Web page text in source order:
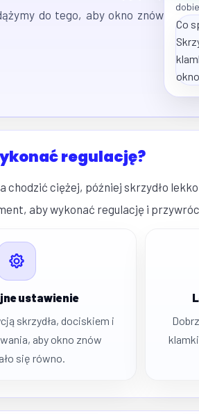
do tego, aby okno znów
Co
regulację?
ciężej, później skrzydło
aby wykonać regulację i
ustawienie
skrzydła, dociskiem i
aby okno znów
się równo.